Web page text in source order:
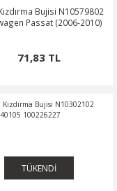
Bujisi N10579802
Passat (2006-2010)
71,83 TL
TÜKENDİ